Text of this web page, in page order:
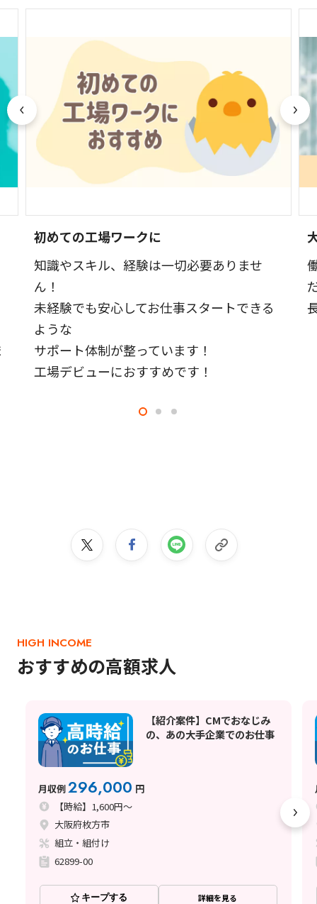
初めての工場ワークに
知識やスキル、経験は一切必要ありませ
ん！
未経験でも安心してお仕事スタートできる
ような
サポート体制が整っています！
工場デビューにおすすめです！
HIGH INCOME
おすすめの高額求人
【紹介案件】CMでおなじみ
の、あの大手企業でのお仕事
月収例296,000 円
【時給】1,600円～
大阪府枚方市
組立・組付け
62899-00
キープする 詳細を見る